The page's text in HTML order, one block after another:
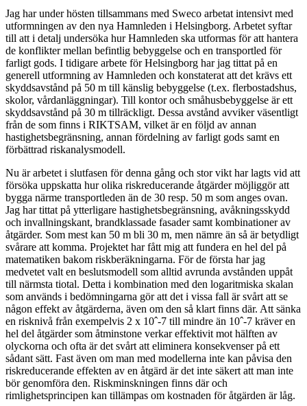
Jag har under hösten tillsammans med Sweco arbetat intensivt med
utformningen av den nya Hamnleden i Helsingborg. Arbetet syftar
till att i detalj undersöka hur Hamnleden ska utformas för att hantera
de konflikter mellan befintlig bebyggelse och en transportled för
farligt gods. I tidigare arbete för Helsingborg har jag tittat på en
generell utformning av Hamnleden och konstaterat att det krävs ett
skyddsavstånd på 50 m till känslig bebyggelse (t.ex. flerbostadshus,
skolor, vårdanläggningar). Till kontor och småhusbebyggelse är ett
skyddsavstånd på 30 m tillräckligt. Dessa avstånd avviker väsentligt
från de som finns i RIKTSAM, vilket är en följd av annan
hastighetsbegränsning, annan fördelning av farligt gods samt en
förbättrad riskanalysmodell.
Nu är arbetet i slutfasen för denna gång och stor vikt har lagts vid att
försöka uppskatta hur olika riskreducerande åtgärder möjliggör att
bygga närme transportleden än de 30 resp. 50 m som anges ovan.
Jag har tittat på ytterligare hastighetsbegränsning, avåkningsskydd
och invallningskant, brandklassade fasader samt kombinationer av
åtgärder. Som mest kan 50 m bli 30 m, men nämre än så är betydligt
svårare att komma. Projektet har fått mig att fundera en hel del på
matematiken bakom riskberäkningarna. För de första har jag
medvetet valt en beslutsmodell som alltid avrunda avstånden uppåt
till närmsta tiotal. Detta i kombination med den logaritmiska skalan
som används i bedömningarna gör att det i vissa fall är svårt att se
någon effekt av åtgärderna, även om den så klart finns där. Att sänka
en risknivå från exempelvis 2 x 10ˆ-7 till mindre än 10ˆ-7 kräver en
hel del åtgärder som åtminstone verkar effektivit mot hälften av
olyckorna och ofta är det svårt att eliminera konsekvenser på ett
sådant sätt. Fast även om man med modellerna inte kan påvisa den
riskreducerande effekten av en åtgärd är det inte säkert att man inte
bör genomföra den. Riskminskningen finns där och
rimlighetsprincipen kan tillämpas om kostnaden för åtgärden är låg.